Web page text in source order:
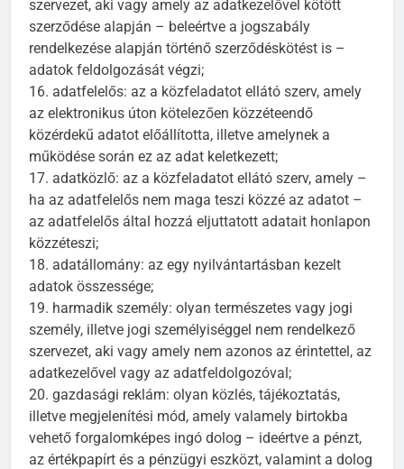
szervezet, aki vagy amely az adatkezelővel kötött
szerződése alapján – beleértve a jogszabály
rendelkezése alapján történő szerződéskötést is –
adatok feldolgozását végzi;
16. adatfelelős: az a közfeladatot ellátó szerv, amely
az elektronikus úton kötelezően közzéteendő
közérdekű adatot előállította, illetve amelynek a
működése során ez az adat keletkezett;
17. adatközlő: az a közfeladatot ellátó szerv, amely –
ha az adatfelelős nem maga teszi közzé az adatot –
az adatfelelős által hozzá eljuttatott adatait honlapon
közzéteszi;
18. adatállomány: az egy nyilvántartásban kezelt
adatok összessége;
19. harmadik személy: olyan természetes vagy jogi
személy, illetve jogi személyiséggel nem rendelkező
szervezet, aki vagy amely nem azonos az érintettel, az
adatkezelővel vagy az adatfeldolgozóval;
20. gazdasági reklám: olyan közlés, tájékoztatás,
illetve megjelenítési mód, amely valamely birtokba
vehető forgalomképes ingó dolog – ideértve a pénzt,
az értékpapírt és a pénzügyi eszközt, valamint a dolog